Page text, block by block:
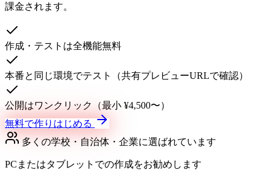
課金されます。
作成・テストは全機能無料
本番と同じ環境でテスト（共有プレビューURLで確認）
公開はワンクリック（最小 ¥4,500〜）
無料で作りはじめる
多くの学校・自治体・企業に選ばれています
PCまたはタブレットでの作成をお勧めします